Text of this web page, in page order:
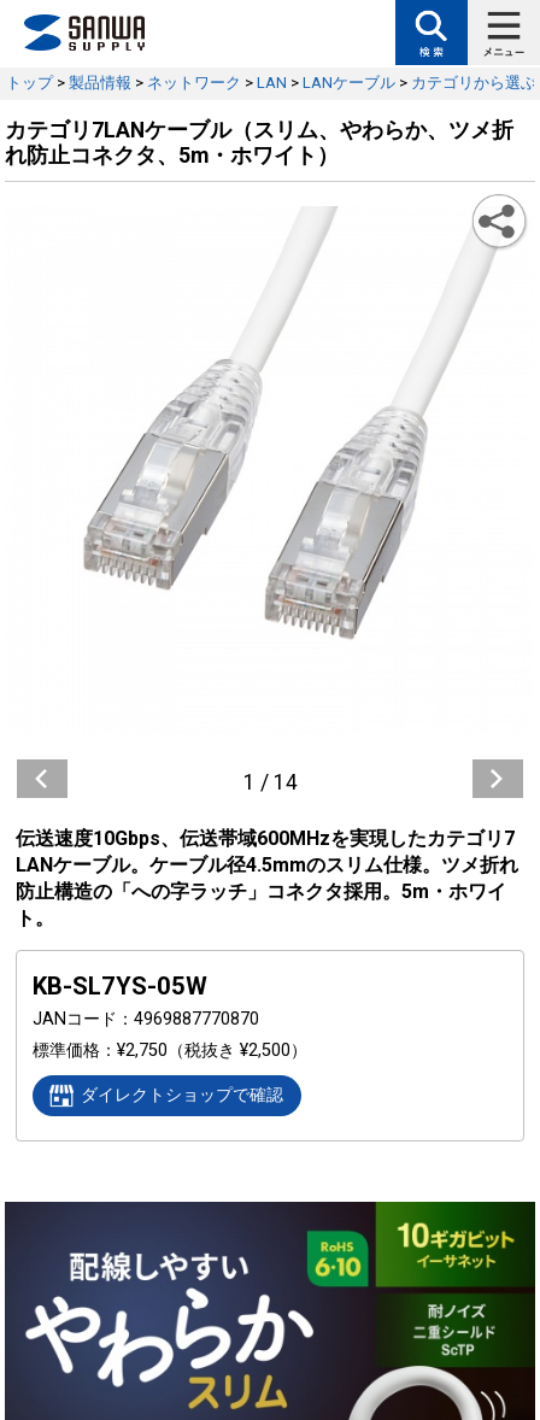
トップ> 製品情報 > ネットワーク > LAN > LANケーブル > カテゴリから選ぶ
カテゴリ7LANケーブル（スリム、やわらか、ツメ折
れ防止コネクタ、5m・ホワイト）
1 / 14
伝送速度10Gbps、伝送帯域600MHzを実現したカテゴリ7
LANケーブル。ケーブル径4.5mmのスリム仕様。ツメ折れ
防止構造の「への字ラッチ」コネクタ採用。5m・ホワイ
ト。
KB-SL7YS-05W
JANコード
4969887770870
標準価格
¥2,750 （税抜き ¥2,500）
ダイレクトショップで確認